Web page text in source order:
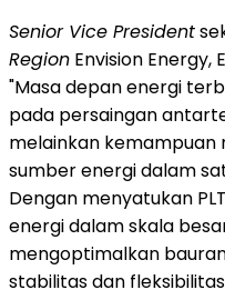
Senior Vice President
Region Envision Energy,
"Masa depan energi
pada persaingan
melainkan
sumber energi dalam
Dengan menyatukan
energi dalam skala
mengoptimalkan
stabilitas dan